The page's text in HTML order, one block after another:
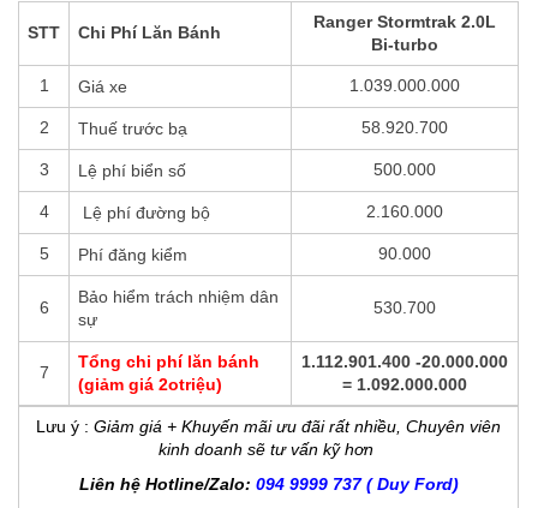
STT Chi Phí Lăn Bánh
Ranger Stormtrak 2.0L
Bi-turbo
1 Giá xe 1.039.000.000
2 Thuế trước bạ 58.920.700
3 Lệ phí biển số 500.000
4 Lệ phí đường bộ 2.160.000
5 Phí đăng kiểm 90.000
6
Bảo hiểm trách nhiệm dân
sự
530.700
7
Tổng chi phí lăn bánh
(giảm giá 2otriệu)
1.112.901.400 -20.000.000
= 1.092.000.000
Lưu ý : Giảm giá + Khuyến mãi ưu đãi rất nhiều, Chuyên viên
kinh doanh sẽ tư vấn kỹ hơn
Liên hệ Hotline/Zalo: 094 9999 737 ( Duy Ford)